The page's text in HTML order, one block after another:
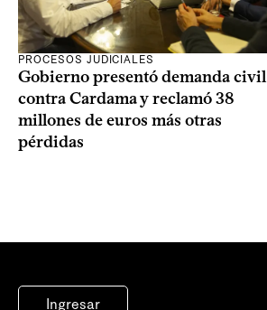
PROCESOS JUDICIALES
Gobierno presentó demanda civil
contra Cardama y reclamó 38
millones de euros más otras
pérdidas
Ingresar